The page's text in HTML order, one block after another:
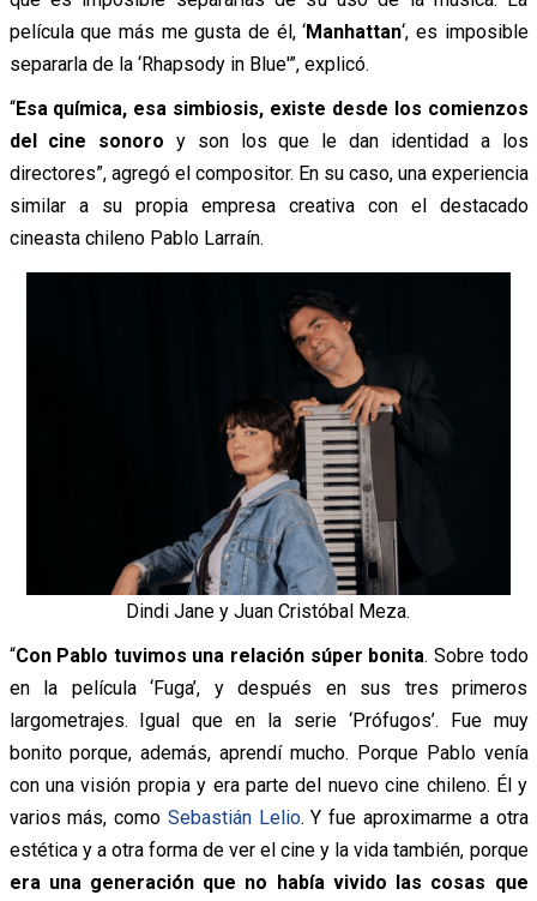
película que más me gusta de él, ‘Manhattan‘, es imposible
separarla de la ‘Rhapsody in Blue'”, explicó.
“Esa química, esa simbiosis, existe desde los comienzos
del cine sonoro y son los que le dan identidad a los
directores”, agregó el compositor. En su caso, una experiencia
similar a su propia empresa creativa con el destacado
cineasta chileno Pablo Larraín.
Dindi Jane y Juan Cristóbal Meza.
“Con Pablo tuvimos una relación súper bonita. Sobre todo
en la película ‘Fuga’, y después en sus tres primeros
largometrajes. Igual que en la serie ‘Prófugos’. Fue muy
bonito porque, además, aprendí mucho. Porque Pablo venía
con una visión propia y era parte del nuevo cine chileno. Él y
varios más, como Sebastián Lelio. Y fue aproximarme a otra
estética y a otra forma de ver el cine y la vida también, porque
era una generación que no había vivido las cosas que